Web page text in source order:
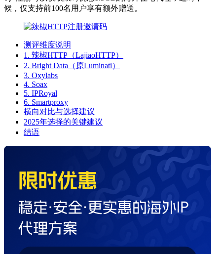
候，仅支持前100名用户享有额外赠送。
测评维度说明
1. 辣椒HTTP（LajiaoHTTP）
2. Bright Data（原Luminati）
3. Oxylabs
4. Soax
5. IPRoyal
6. Smartproxy
横向对比与选择建议
2025年选择的关键建议
结语